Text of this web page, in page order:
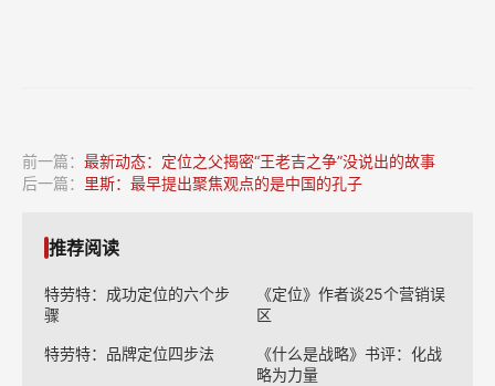
前一篇： 最新动态：定位之父揭密“王老吉之争”没说出的故事
后一篇： 里斯：最早提出聚焦观点的是中国的孔子
推荐阅读
特劳特：成功定位的六个步
骤
《定位》作者谈25个营销误
区
特劳特：品牌定位四步法
《什么是战略》书评：化战
略为力量